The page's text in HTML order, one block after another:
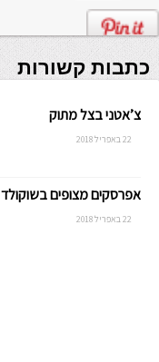
כתבות קשורות
צ’אטני בצל מתוק
22 באפריל 2018
אפרסקים מצופים בשוקולד
22 באפריל 2018